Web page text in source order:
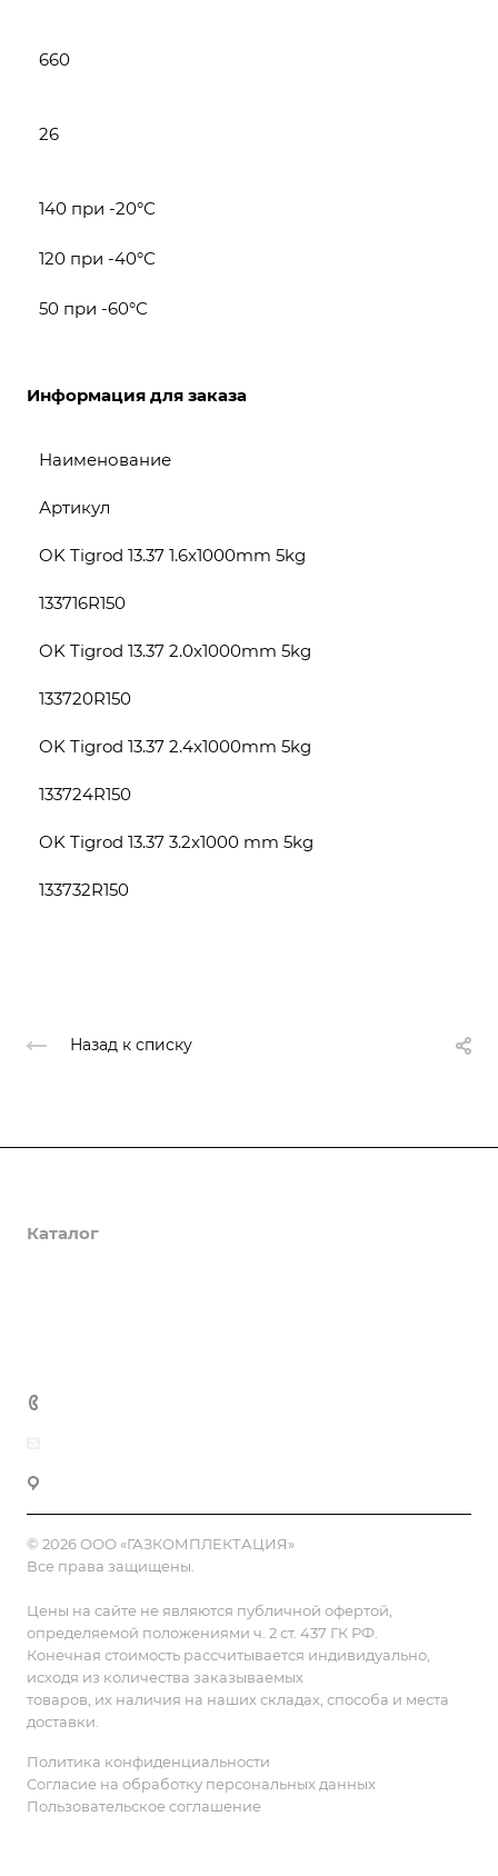
660
26
140 при -20°С
120 при -40°С
50 при -60°С
Информация для заказа
Наименование
Артикул
OK Tigrod 13.37 1.6x1000mm 5kg
133716R150
OK Tigrod 13.37 2.0x1000mm 5kg
133720R150
OK Tigrod 13.37 2.4x1000mm 5kg
133724R150
OK Tigrod 13.37 3.2x1000 mm 5kg
133732R150
Назад к списку
Каталог
© 2026 ООО «ГАЗКОМПЛЕКТАЦИЯ»
Все права защищены.
Цены на сайте не являются публичной офертой,
определяемой положениями ч. 2 ст. 437 ГК РФ.
Конечная стоимость рассчитывается индивидуально,
исходя из количества заказываемых
товаров, их наличия на наших складах, способа и места
доставки.
Политика конфиденциальности
Согласие на обработку персональных данных
Пользовательское соглашение